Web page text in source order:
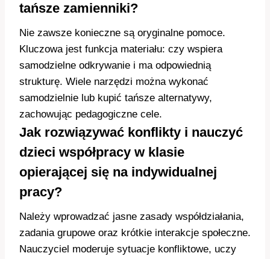
tańsze zamienniki?
Nie zawsze konieczne są oryginalne pomoce.
Kluczowa jest funkcja materiału: czy wspiera
samodzielne odkrywanie i ma odpowiednią
strukturę. Wiele narzędzi można wykonać
samodzielnie lub kupić tańsze alternatywy,
zachowując pedagogiczne cele.
Jak rozwiązywać konflikty i nauczyć
dzieci współpracy w klasie
opierającej się na indywidualnej
pracy?
Należy wprowadzać jasne zasady współdziałania,
zadania grupowe oraz krótkie interakcje społeczne.
Nauczyciel moderuje sytuacje konfliktowe, uczy